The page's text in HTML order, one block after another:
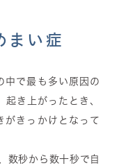
まい症
中で最も多い原因の
き上がったとき、
がきっかけとなって
数秒から数十秒で自